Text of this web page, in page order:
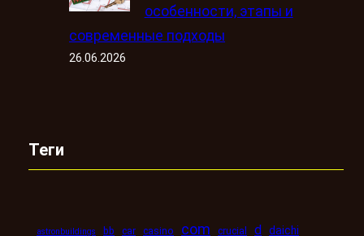
особенности, этапы и
современные подходы
26.06.2026
Теги
astronbuildings bb car casino com crucial d daichi